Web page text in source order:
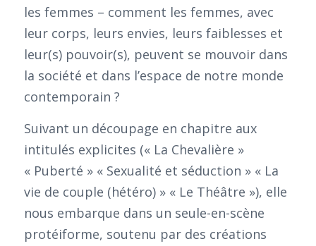
les femmes – comment les femmes, avec
leur corps, leurs envies, leurs faiblesses et
leur(s) pouvoir(s), peuvent se mouvoir dans
la société et dans l’espace de notre monde
contemporain ?
Suivant un découpage en chapitre aux
intitulés explicites (« La Chevalière »
« Puberté » « Sexualité et séduction » « La
vie de couple (hétéro) » « Le Théâtre »), elle
nous embarque dans un seule-en-scène
protéiforme, soutenu par des créations